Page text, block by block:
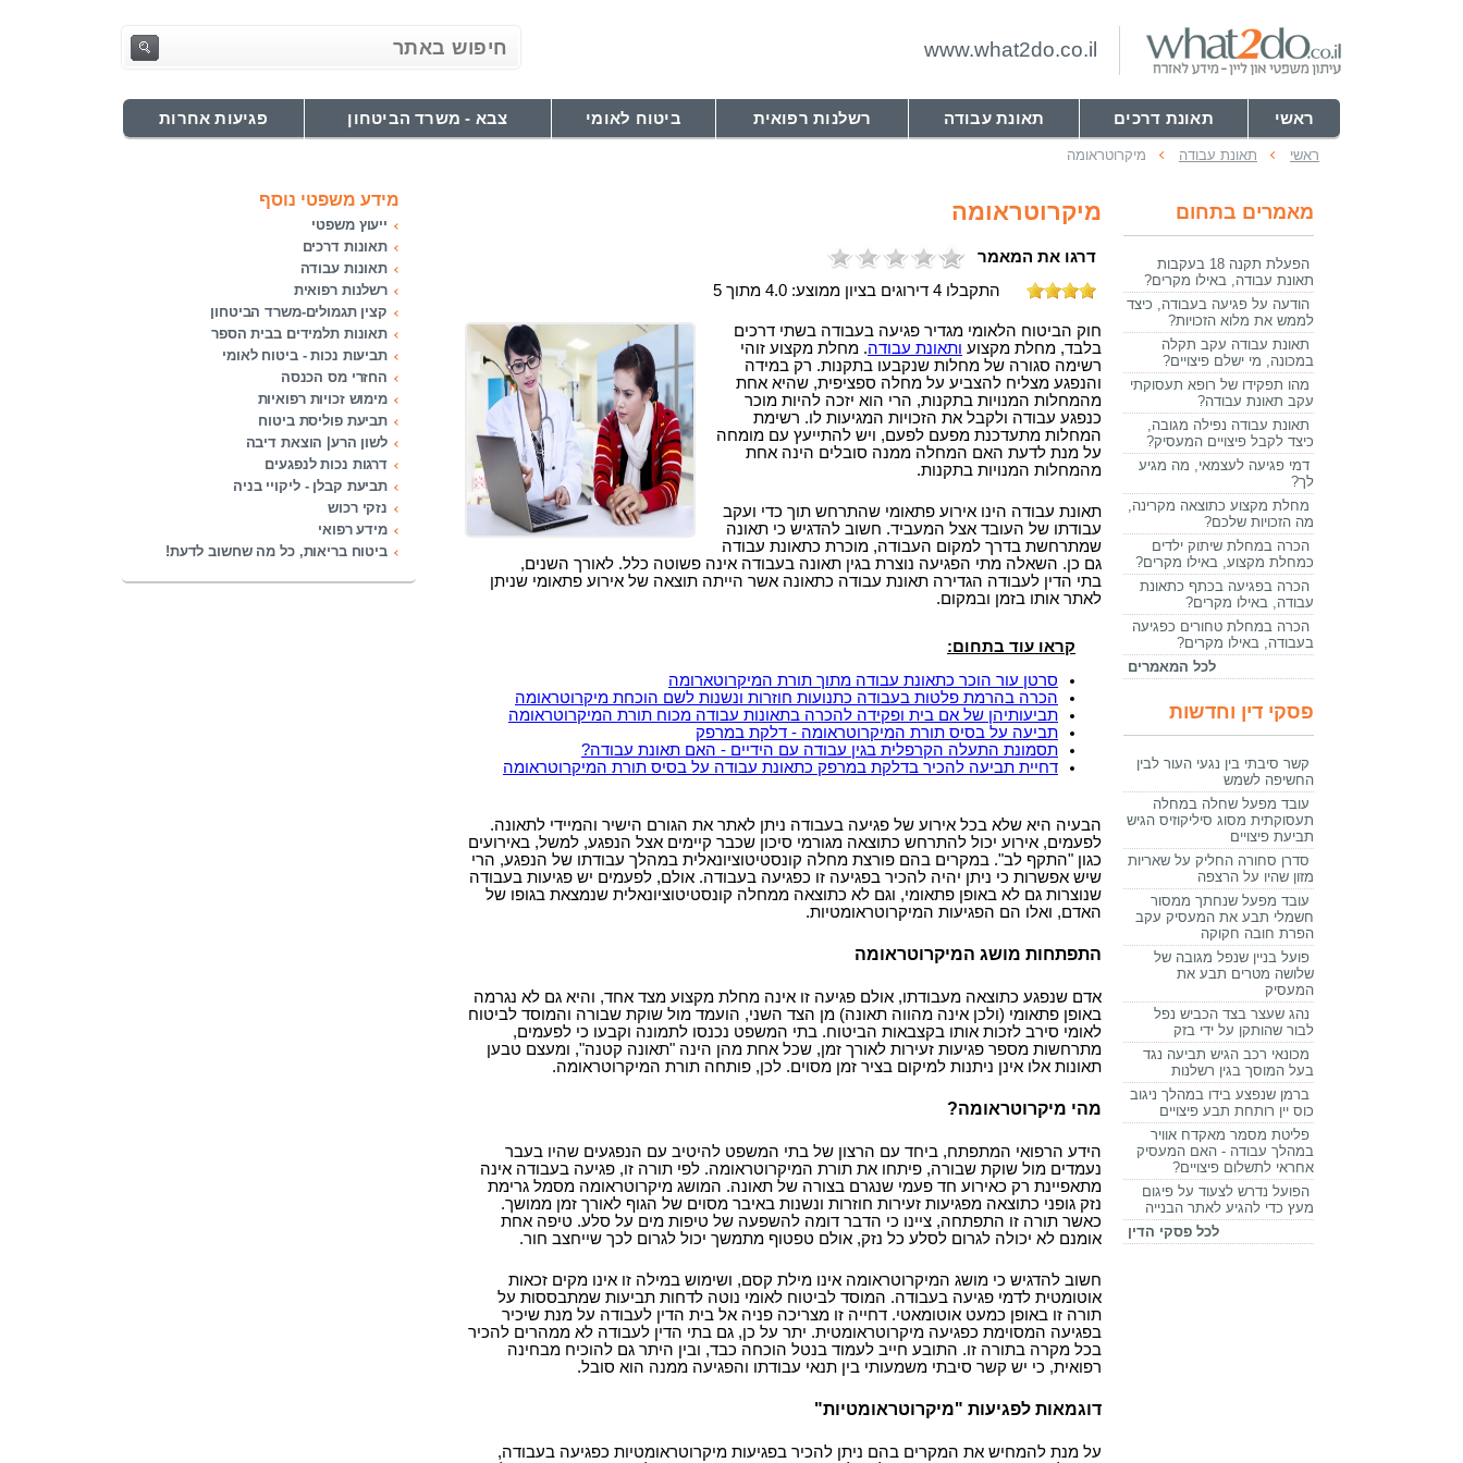
www.what2do.co.il
ראשי תאונת דרכים תאונת עבודה רשלנות רפואית ביטוח לאומי צבא - משרד הביטחון פגיעות אחרות
ראשי תאונת עבודה מיקרוטראומה
מיקרוטראומה
דרגו את המאמר
התקבלו 4 דירוגים בציון ממוצע: 4.0 מתוך 5
חוק הביטוח הלאומי מגדיר פגיעה בעבודה בשתי דרכים
בלבד, מחלת מקצוע ותאונת עבודה. מחלת מקצוע זוהי
רשימה סגורה של מחלות שנקבעו בתקנות. רק במידה
והנפגע מצליח להצביע על מחלה ספציפית, שהיא אחת
מהמחלות המנויות בתקנות, הרי הוא יזכה להיות מוכר
כנפגע עבודה ולקבל את הזכויות המגיעות לו. רשימת
המחלות מתעדכנת מפעם לפעם, ויש להתייעץ עם מומחה
על מנת לדעת האם המחלה ממנה סובלים הינה אחת
מהמחלות המנויות בתקנות.
תאונת עבודה הינו אירוע פתאומי שהתרחש תוך כדי ועקב
עבודתו של העובד אצל המעביד. חשוב להדגיש כי תאונה
שמתרחשת בדרך למקום העבודה, מוכרת כתאונת עבודה
גם כן. השאלה מתי הפגיעה נוצרת בגין תאונה בעבודה אינה פשוטה כלל. לאורך השנים,
בתי הדין לעבודה הגדירה תאונת עבודה כתאונה אשר הייתה תוצאה של אירוע פתאומי שניתן
לאתר אותו בזמן ובמקום.
קראו עוד בתחום:
סרטן עור הוכר כתאונת עבודה מתוך תורת המיקרוטארומה
הכרה בהרמת פלטות בעבודה כתנועות חוזרות ונשנות לשם הוכחת מיקרוטראומה
תביעותיהן של אם בית ופקידה להכרה בתאונות עבודה מכוח תורת המיקרוטראומה
תביעה על בסיס תורת המיקרוטראומה - דלקת במרפק
תסמונת התעלה הקרפלית בגין עבודה עם הידיים - האם תאונת עבודה?
דחיית תביעה להכיר בדלקת במרפק כתאונת עבודה על בסיס תורת המיקרוטראומה
הבעיה היא שלא בכל אירוע של פגיעה בעבודה ניתן לאתר את הגורם הישיר והמיידי לתאונה.
לפעמים, אירוע יכול להתרחש כתוצאה מגורמי סיכון שכבר קיימים אצל הנפגע, למשל, באירועים
כגון "התקף לב". במקרים בהם פורצת מחלה קונסטיטוציונאלית במהלך עבודתו של הנפגע, הרי
שיש אפשרות כי ניתן יהיה להכיר בפגיעה זו כפגיעה בעבודה. אולם, לפעמים יש פגיעות בעבודה
שנוצרות גם לא באופן פתאומי, וגם לא כתוצאה ממחלה קונסטיטוציונאלית שנמצאת בגופו של
האדם, ואלו הם הפגיעות המיקרוטראומטיות.
התפתחות מושג המיקרוטראומה
אדם שנפגע כתוצאה מעבודתו, אולם פגיעה זו אינה מחלת מקצוע מצד אחד, והיא גם לא נגרמה
באופן פתאומי (ולכן אינה מהווה תאונה) מן הצד השני, הועמד מול שוקת שבורה והמוסד לביטוח
לאומי סירב לזכות אותו בקצבאות הביטוח. בתי המשפט נכנסו לתמונה וקבעו כי לפעמים,
מתרחשות מספר פגיעות זעירות לאורך זמן, שכל אחת מהן הינה "תאונה קטנה", ומעצם טבען
תאונות אלו אינן ניתנות למיקום בציר זמן מסוים. לכן, פותחה תורת המיקרוטראומה.
מהי מיקרוטראומה?
הידע הרפואי המתפתח, ביחד עם הרצון של בתי המשפט להיטיב עם הנפגעים שהיו בעבר
נעמדים מול שוקת שבורה, פיתחו את תורת המיקרוטראומה. לפי תורה זו, פגיעה בעבודה אינה
מתאפיינת רק כאירוע חד פעמי שנגרם בצורה של תאונה. המושג מיקרוטראומה מסמל גרימת
נזק גופני כתוצאה מפגיעות זעירות חוזרות ונשנות באיבר מסוים של הגוף לאורך זמן ממושך.
כאשר תורה זו התפתחה, ציינו כי הדבר דומה להשפעה של טיפות מים על סלע. טיפה אחת
אומנם לא יכולה לגרום לסלע כל נזק, אולם טפטוף מתמשך יכול לגרום לכך שייחצב חור.
חשוב להדגיש כי מושג המיקרוטראומה אינו מילת קסם, ושימוש במילה זו אינו מקים זכאות
אוטומטית לדמי פגיעה בעבודה. המוסד לביטוח לאומי נוטה לדחות תביעות שמתבססות על
תורה זו באופן כמעט אוטומאטי. דחייה זו מצריכה פניה אל בית הדין לעבודה על מנת שיכיר
בפגיעה המסוימת כפגיעה מיקרוטראומטית. יתר על כן, גם בתי הדין לעבודה לא ממהרים להכיר
בכל מקרה בתורה זו. התובע חייב לעמוד בנטל הוכחה כבד, ובין היתר גם להוכיח מבחינה
רפואית, כי יש קשר סיבתי משמעותי בין תנאי עבודתו והפגיעה ממנה הוא סובל.
דוגמאות לפגיעות "מיקרוטראומטיות"
על מנת להמחיש את המקרים בהם ניתן להכיר בפגיעות מיקרוטראומטיות כפגיעה בעבודה,
מאמרים בתחום
הפעלת תקנה 18 בעקבות
תאונת עבודה, באילו מקרים?
הודעה על פגיעה בעבודה, כיצד
לממש את מלוא הזכויות?
תאונת עבודה עקב תקלה
במכונה, מי ישלם פיצויים?
מהו תפקידו של רופא תעסוקתי
עקב תאונת עבודה?
תאונת עבודה נפילה מגובה,
כיצד לקבל פיצויים המעסיק?
דמי פגיעה לעצמאי, מה מגיע
לך?
מחלת מקצוע כתוצאה מקרינה,
מה הזכויות שלכם?
הכרה במחלת שיתוק ילדים
כמחלת מקצוע, באילו מקרים?
הכרה בפגיעה בכתף כתאונת
עבודה, באילו מקרים?
הכרה במחלת טחורים כפגיעה
בעבודה, באילו מקרים?
לכל המאמרים
פסקי דין וחדשות
קשר סיבתי בין נגעי העור לבין
החשיפה לשמש
עובד מפעל שחלה במחלה
תעסוקתית מסוג סיליקוזיס הגיש
תביעת פיצויים
סדרן סחורה החליק על שאריות
מזון שהיו על הרצפה
עובד מפעל שנחתך ממסור
חשמלי תבע את המעסיק עקב
הפרת חובה חקוקה
פועל בניין שנפל מגובה של
שלושה מטרים תבע את
המעסיק
נהג שעצר בצד הכביש נפל
לבור שהותקן על ידי בזק
מכונאי רכב הגיש תביעה נגד
בעל המוסך בגין רשלנות
ברמן שנפצע בידו במהלך ניגוב
כוס יין רותחת תבע פיצויים
פליטת מסמר מאקדח אוויר
במהלך עבודה - האם המעסיק
אחראי לתשלום פיצויים?
הפועל נדרש לצעוד על פיגום
מעץ כדי להגיע לאתר הבנייה
לכל פסקי הדין
מידע משפטי נוסף
ייעוץ משפטי
תאונות דרכים
תאונות עבודה
רשלנות רפואית
קצין תגמולים-משרד הביטחון
תאונות תלמידים בבית הספר
תביעות נכות - ביטוח לאומי
החזרי מס הכנסה
מימוש זכויות רפואיות
תביעת פוליסת ביטוח
לשון הרע| הוצאת דיבה
דרגות נכות לנפגעים
תביעת קבלן - ליקויי בניה
נזקי רכוש
מידע רפואי
ביטוח בריאות, כל מה שחשוב לדעת!